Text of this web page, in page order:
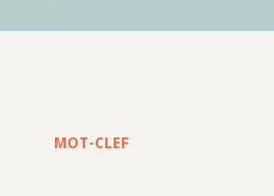
MOT-CLEF